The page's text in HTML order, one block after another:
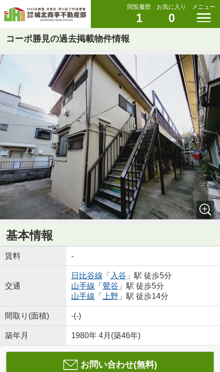
閲覧履歴
1
お気に入り
0
メニュー
コーポ勝見の過去掲載物件情報
基本情報
賃料 -
交通
日比谷線 「 入谷 」駅 徒歩5分
山手線 「 鶯谷 」駅 徒歩5分
山手線 「 上野 」駅 徒歩14分
間取り(面積) -(-)
築年月 1980年 4月(築46年)
お問い合わせ(無料)